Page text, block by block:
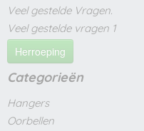
Veel gestelde Vragen.
Veel gestelde vragen 1
Herroeping
Categorieën
Hangers
Oorbellen